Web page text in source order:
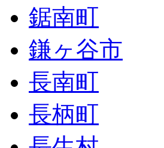
鋸南町
鎌ヶ谷市
長南町
長柄町